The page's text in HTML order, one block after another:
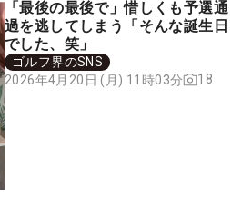
「最後の最後で」惜しくも予選通
過を逃してしまう「そんな誕生日
でした、笑」
ゴルフ界のSNS
2026年4月20日 (月) 11時03分
18